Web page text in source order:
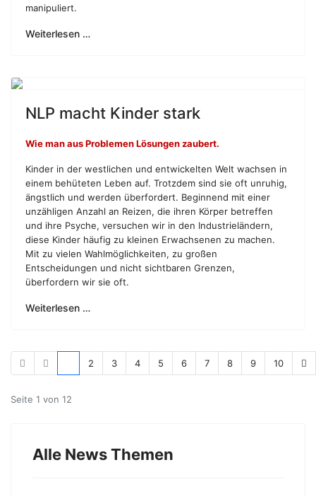
manipuliert.
Weiterlesen …
NLP macht Kinder stark
Wie man aus Problemen Lösungen zaubert.
Kinder in der westlichen und entwickelten Welt wachsen in
einem behüteten Leben auf. Trotzdem sind sie oft unruhig,
ängstlich und werden überfordert. Beginnend mit einer
unzähligen Anzahl an Reizen, die ihren Körper betreffen
und ihre Psyche, versuchen wir in den Industrieländern,
diese Kinder häufig zu kleinen Erwachsenen zu machen.
Mit zu vielen Wahlmöglichkeiten, zu großen
Entscheidungen und nicht sichtbaren Grenzen,
überfordern wir sie oft.
Weiterlesen …
2 3 4 5 6 7 8 9 10
Seite 1 von 12
Alle News Themen